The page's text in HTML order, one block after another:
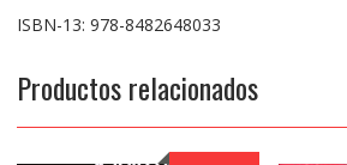
ISBN-13: 978-8482648033
Productos relacionados